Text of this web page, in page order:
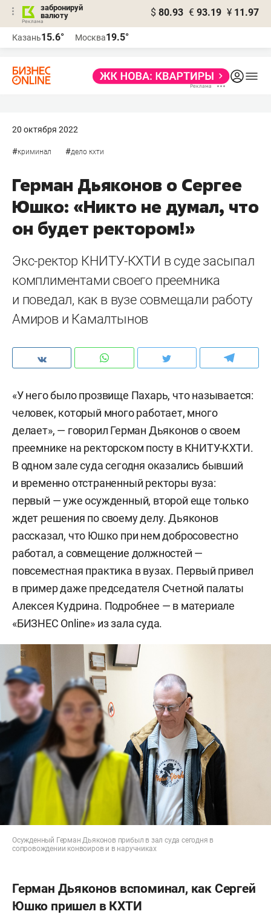
забронируй
валюту
$ 80.93 € 93.19 ¥ 11.97
Казань15.6° Москва19.5°
20 октября 2022
#криминал #дело кхти
Герман Дьяконов о Сергее
Юшко: «Никто не думал, что
он будет ректором!»
Экс-ректор КНИТУ-КХТИ в суде засыпал
комплиментами своего преемника
и поведал, как в вузе совмещали работу
Амиров и Камалтынов
«У него было прозвище Пахарь, что называется:
человек, который много работает, много
делает», — говорил Герман Дьяконов о своем
преемнике на ректорском посту в КНИТУ-КХТИ.
В одном зале суда сегодня оказались бывший
и временно отстраненный ректоры вуза:
первый — уже осужденный, второй еще только
ждет решения по своему делу. Дьяконов
рассказал, что Юшко при нем добросовестно
работал, а совмещение должностей —
повсеместная практика в вузах. Первый привел
в пример даже председателя Счетной палаты
Алексея Кудрина. Подробнее — в материале
«БИЗНЕС Online» из зала суда.
Осужденный Герман Дьяконов прибыл в зал суда сегодня в
сопровождении конвоиров и в наручниках
Герман Дьяконов вспоминал, как Сергей
Юшко пришел в КХТИ